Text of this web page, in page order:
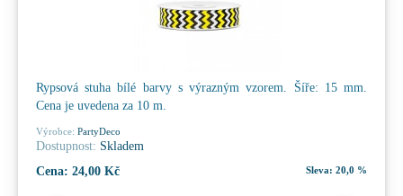
Rypsová stuha bílé barvy s výrazným vzorem. Šíře: 15 mm.
Cena je uvedena za 10 m.
Výrobce: PartyDeco
Dostupnost: Skladem
Cena: 24,00 Kč Sleva: 20,0 %